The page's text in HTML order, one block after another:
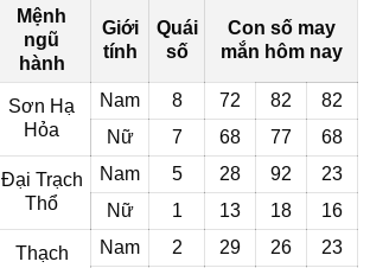
Mệnh
ngũ
hành
Giới
tính
Quái
số
Con số may
mắn hôm nay
Sơn Hạ
Hỏa
Nam 8 72 82
82
Nữ
7 68 77 68
Đại Trạch
Thổ
Nam 5 28 92
23
Nữ
1 13 18 16
Thạch
Nam 2 29 26 23